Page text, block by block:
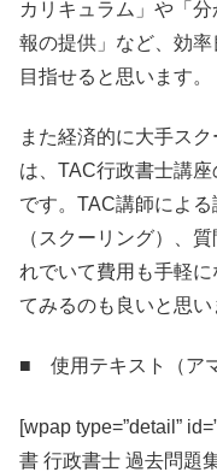
カリキュラム」や「
報の提供」など、効
目指せると思います。
また経済的に大手ス
は、TAC行政書士講座
です。TAC講師によ
（スクーリング）、
れでいて費用も手軽
てみるのも良いと思い
■ 使用テキスト（ア
[wpap type=”detail”
書 行政書士 過去問題